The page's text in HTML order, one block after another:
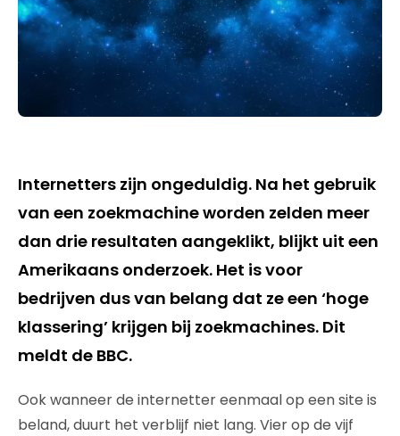
Internetters zijn ongeduldig. Na het gebruik
van een zoekmachine worden zelden meer
dan drie resultaten aangeklikt, blijkt uit een
Amerikaans onderzoek. Het is voor
bedrijven dus van belang dat ze een ‘hoge
klassering’ krijgen bij zoekmachines. Dit
meldt de BBC.
Ook wanneer de internetter eenmaal op een site is
beland, duurt het verblijf niet lang. Vier op de vijf